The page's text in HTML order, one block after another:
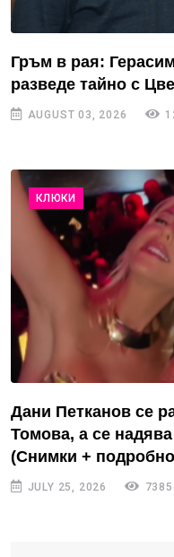
Гръм в рая:
разведе тайно с
AUGUST 03, 2026
КЛЮКИ
Дани Петканов се
Томова, а се
(Снимки +
JULY 25, 2026 7385